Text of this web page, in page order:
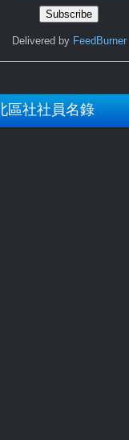
Delivered by FeedBurner
區社社員名錄